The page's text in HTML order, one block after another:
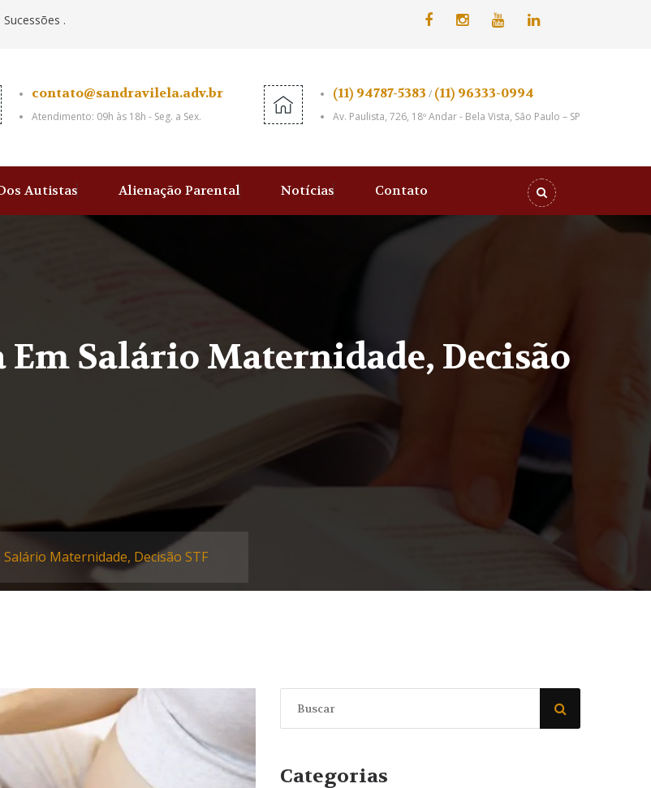
.
contato@sandravilela.adv.br
Atendimento: 09h às 18h - Seg. a Sex.
(11) 94787-5383 / (11) 96333-0994
Av. Paulista, 726, 18º Andar - Bela Vista, São Paulo – SP
Autistas Alienação Parental Notícias Contato
Salário Maternidade, Decisão
Maternidade, Decisão STF
Categorias